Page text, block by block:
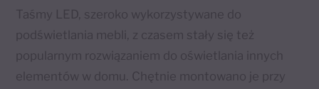
Taśmy LED, szeroko wykorzystywane do
podświetlania mebli, z czasem stały się też
popularnym rozwiązaniem do oświetlania innych
elementów w domu. Chętnie montowano je przy